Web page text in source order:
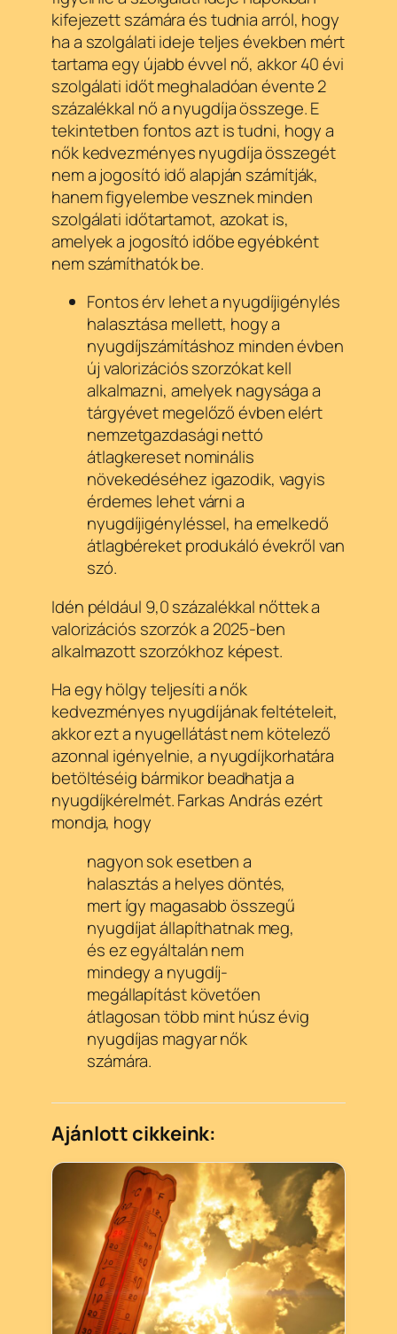
kifejezett számára és tudnia arról, hogy
ha a szolgálati ideje teljes években mért
tartama egy újabb évvel nő, akkor 40 évi
szolgálati időt meghaladóan évente 2
százalékkal nő a nyugdíja összege. E
tekintetben fontos azt is tudni, hogy a
nők kedvezményes nyugdíja összegét
nem a jogosító idő alapján számítják,
hanem figyelembe vesznek minden
szolgálati időtartamot, azokat is,
amelyek a jogosító időbe egyébként
nem számíthatók be.
Fontos érv lehet a nyugdíjigénylés
halasztása mellett, hogy a
nyugdíjszámításhoz minden évben
új valorizációs szorzókat kell
alkalmazni, amelyek nagysága a
tárgyévet megelőző évben elért
nemzetgazdasági nettó
átlagkereset nominális
növekedéséhez igazodik, vagyis
érdemes lehet várni a
nyugdíjigényléssel, ha emelkedő
átlagbéreket produkáló évekről van
szó.
Idén például 9,0 százalékkal nőttek a
valorizációs szorzók a 2025-ben
alkalmazott szorzókhoz képest.
Ha egy hölgy teljesíti a nők
kedvezményes nyugdíjának feltételeit,
akkor ezt a nyugellátást nem kötelező
azonnal igényelnie, a nyugdíjkorhatára
betöltéséig bármikor beadhatja a
nyugdíjkérelmét. Farkas András ezért
mondja, hogy
nagyon sok esetben a
halasztás a helyes döntés,
mert így magasabb összegű
nyugdíjat állapíthatnak meg,
és ez egyáltalán nem
mindegy a nyugdíj-
megállapítást követően
átlagosan több mint húsz évig
nyugdíjas magyar nők
számára.
Ajánlott cikkeink: